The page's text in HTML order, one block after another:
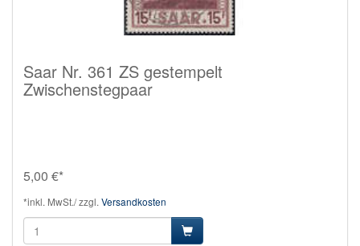
Saar Nr. 361 ZS gestempelt
Zwischenstegpaar
5,00 €*
*inkl. MwSt./ zzgl. Versandkosten